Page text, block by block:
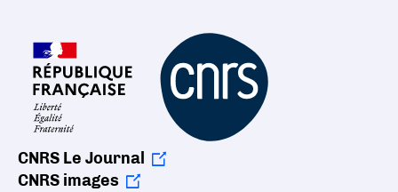
CNRS Le Journal
CNRS images